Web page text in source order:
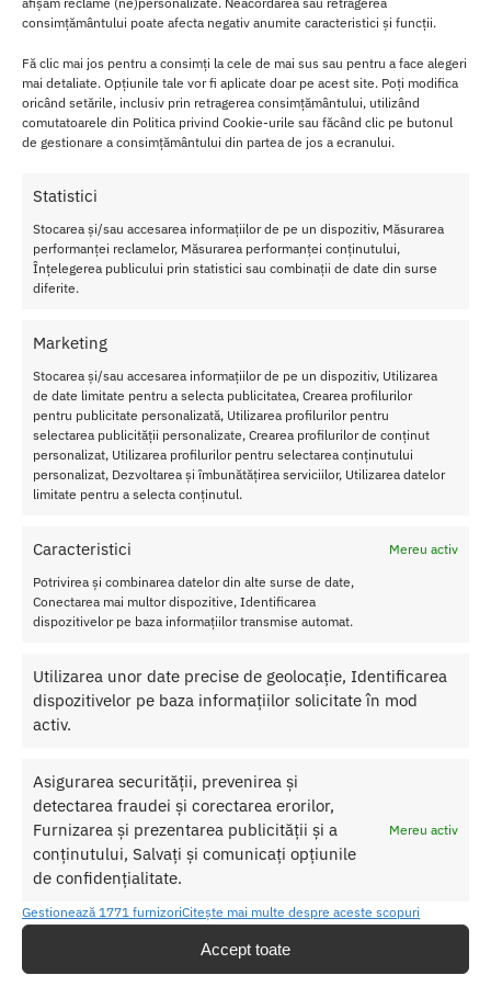
consimțământului poate afecta negativ anumite caracteristici și funcții.
Fă clic mai jos pentru a consimți la cele de mai sus sau pentru a face alegeri
mai detaliate. Opțiunile tale vor fi aplicate doar pe acest site. Poți modifica
oricând setările, inclusiv prin retragerea consimțământului, utilizând
comutatoarele din Politica privind Cookie-urile sau făcând clic pe butonul
de gestionare a consimțământului din partea de jos a ecranului.
Statistici
Stocarea și/sau accesarea informațiilor de pe un dispozitiv, Măsurarea
performanței reclamelor, Măsurarea performanței conținutului,
Înțelegerea publicului prin statistici sau combinații de date din surse
diferite.
Marketing
Stocarea și/sau accesarea informațiilor de pe un dispozitiv, Utilizarea
de date limitate pentru a selecta publicitatea, Crearea profilurilor
pentru publicitate personalizată, Utilizarea profilurilor pentru
selectarea publicității personalizate, Crearea profilurilor de conținut
personalizat, Utilizarea profilurilor pentru selectarea conținutului
personalizat, Dezvoltarea și îmbunătățirea serviciilor, Utilizarea datelor
limitate pentru a selecta conținutul.
Caracteristici
Mereu activ
Potrivirea și combinarea datelor din alte surse de date,
Conectarea mai multor dispozitive, Identificarea
dispozitivelor pe baza informațiilor transmise automat.
Utilizarea unor date precise de geolocație, Identificarea
dispozitivelor pe baza informațiilor solicitate în mod
activ.
Asigurarea securității, prevenirea și
detectarea fraudei și corectarea erorilor,
Furnizarea și prezentarea publicității și a
conținutului, Salvați și comunicați opțiunile
de confidențialitate.
Mereu activ
Gestionează 1771 furnizoriCitește mai multe despre aceste scopuri
Accept toate
ventuza rezistenta la apa permite utilizarea lor in diverse medii si
pozitii.
Fie ca esti incepator sau avansat in utilizarea dilatatoarelor anale,
acest kit este perfect
pentru a-ti imbunatati experienta si
Poti folosi dilatatoarele cu orice tip de lubrifiant, asigurand o
insertie lina si placuta.
Nu mai astepta! Profita acum de beneficiile acestui kit de
Caracteristici Set Dopuri Anale Renegade Dilator Kit Black
Diametru: 1.8 – 2 -2.5 – 3 – 4 cm
Lungime: 9.4 – 10.7 – 11.9 – 13 – 14.3 cm
Material : Silicone
Culoare: Negru
Rezistent la apa
Nu uitati sa curatati produsul inainte si dupa fiecare utilizare cu apa
Pentru o igienizare suplimentara puteti utiliza un toycleaner.
Categorii: BUTT PLUG, Set butt plug
Etichetă: Set Dopuri Anale
Produse similare